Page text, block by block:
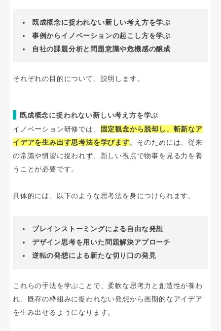
既成概念に捉われない新しい考え方を学ぶ
事例からイノベーションの起こし方を学ぶ
自社の課題分析と問題意識や危機感の醸成
それぞれの目的について、説明します。
既成概念に捉われない新しい考え方を学ぶ
イノベーション研修では、
固定観念から脱却し、斬新なア
イデアを生み出す思考法を学びます。そのためには、従来
の常識や慣習に捉われず、新しい視点で物事を見る力を養
うことが必要です。
具体的には、以下のような思考法を身につけられます。
ブレインストーミングによる自由な発想
デザイン思考を用いた問題解決アプローチ
逆転の発想による新たな切り口の発見
これらの手法を学ぶことで、柔軟な思考力と創造性が養わ
れ、既存の枠組みに捉われない発想から画期的なアイデア
を生み出せるようになります。